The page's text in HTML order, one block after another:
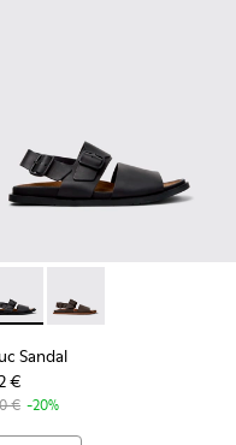
de ante marrones
- Sandalias de piel negras
Sandal - K101092-001
Lluc Sandal -
Sandal
€
€ -20%